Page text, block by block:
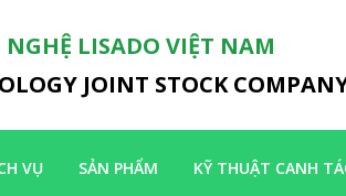
LISADO VIỆT NAM
JOINT STOCK
VỤ SẢN PHẨM KỸ THUẬT CANH